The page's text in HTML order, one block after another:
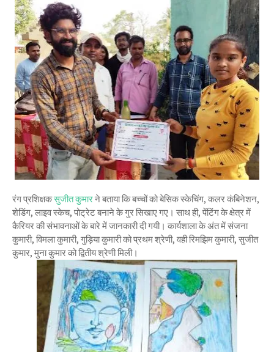
रंग प्रशिक्षकसुजीत कुमारने बताया कि बच्चों को बेसिक स्केचिंग, कलर कंबिनेशन,
शेडिंग, लाइव स्केच, पोट्रेट बनाने के गुर सिखाए गए। साथ ही, पेंटिंग के क्षेत्र में
कैरियर की संभावनाओं के बारे में जानकारी दी गयी। कार्यशाला के अंत में संजना
कुमारी, विमला कुमारी, गुड़िया कुमारी को प्रथम श्रेणी, वही रिमझिम कुमारी, सुजीत
कुमार, मुना कुमार को द्वितीय श्रेणी मिली।